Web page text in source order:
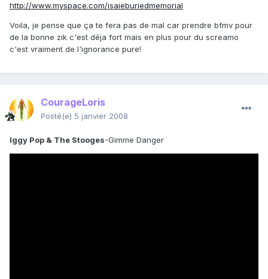
http://www.myspace.com/isaieburiedmemorial
Voila, je pense que ça te fera pas de mal car prendre bfmv pour
de la bonne zik c'est déja fort mais en plus pour du screamo
c'est vraiment de l'ignorance pure!
CourageLoris
Posté(e) 5 janvier 2008
Iggy Pop & The Stooges-Gimme Danger